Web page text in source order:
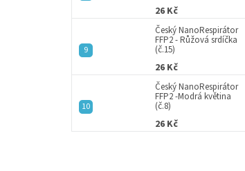
26 Kč
Český NanoRespirátor
FFP2 - Růžová srdíčka
(č.15)
26 Kč
Český NanoRespirátor
FFP2 -Modrá květina
(č.8)
26 Kč